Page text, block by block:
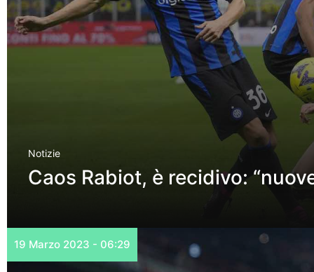
Notizie
Caos Rabiot, è recidivo:
19 Marzo 2023 - 06:29